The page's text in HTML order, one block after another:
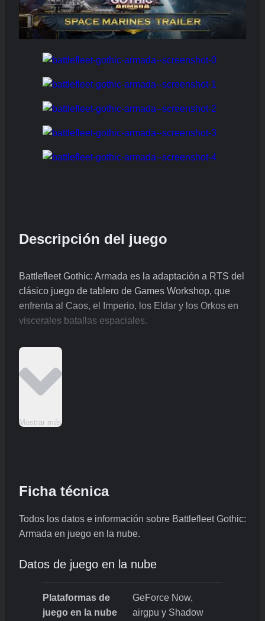
Descripción del juego
Battlefleet Gothic: Armada es la adaptación a RTS del
clásico juego de tablero de Games Workshop, que
enfrenta al Caos, el Imperio, los Eldar y los Orkos en
viscerales batallas espaciales.
Mostrar más
Ficha técnica
Todos los datos e información sobre Battlefleet Gothic:
Armada en juego en la nube.
Datos de juego en la nube
Plataformas de
juego en la nube
GeForce Now,
airgpu y Shadow